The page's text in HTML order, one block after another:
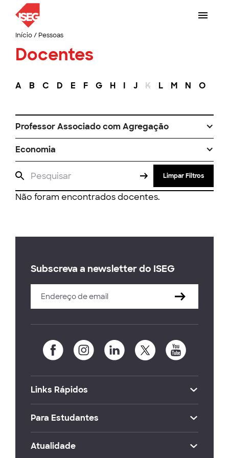
Início/ Pessoas
Docentes
A B C D E F G H I J K L M N O
Professor Associado com Agregação
Economia
Limpar Filtros
Não foram encontrados docentes.
Subscreva a newsletter do ISEG
Links Rápidos
Para Estudantes
Atualidade